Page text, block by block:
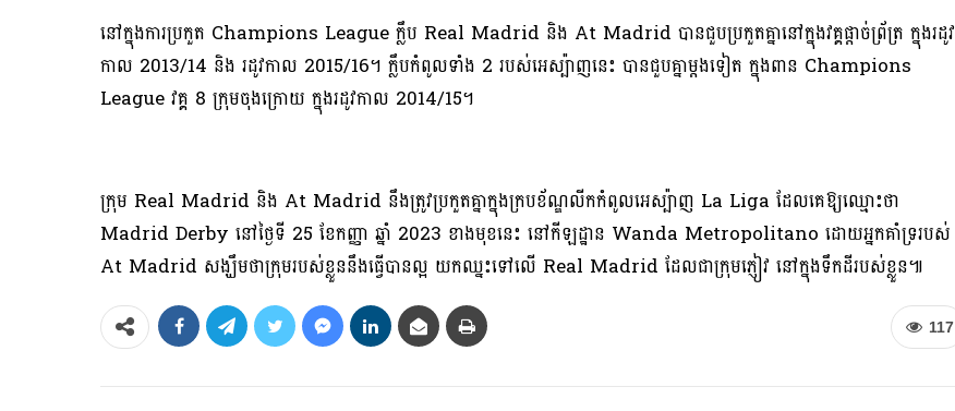
នៅក្នុងការប្រកួត Champions League ក្លឹប Real Madrid និង At Madrid បានជួបប្រកួតគ្នានៅក្នុងវគ្គផ្តាច់ព្រ័ត្រ ក្នុងរដូវ
កាល 2013/14 និង រដូវកាល 2015/16។ ក្លឹបកំពូលទាំង 2 របស់អេស្ប៉ាញនេះ បានជួបគ្នាម្តងទៀត ក្នុងពាន Champions
League វគ្គ 8 ក្រុមចុងក្រោយ ក្នុងរដូវកាល 2014/15។
ក្រុម Real Madrid និង At Madrid នឹងត្រូវប្រកួតគ្នាក្នុងក្របខ័ណ្ឌលីកកំពូលអេស្ប៉ាញ La Liga ដែលគេឱ្យឈ្មោះថា
Madrid Derby នៅថ្ងៃទី 25 ខែកញ្ញា ឆ្នាំ 2023 ខាងមុខនេះ នៅកីឡដ្ឋាន Wanda Metropolitano ដោយអ្នកគាំទ្ររបស់
At Madrid សង្ឃឹមថាក្រុមរបស់ខ្លួននឹងធ្វើបានល្អ យកឈ្នះទៅលើ Real Madrid ដែលជាក្រុមភ្ញៀវ នៅក្នុងទឹកដីរបស់ខ្លួន៕
117